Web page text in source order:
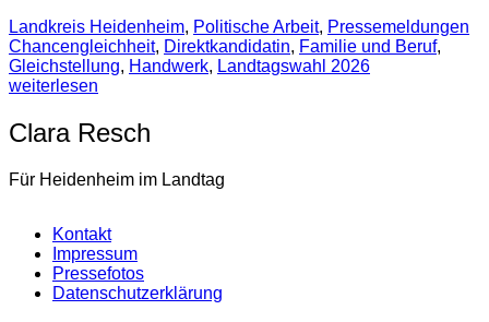
Landkreis Heidenheim, Politische Arbeit, Pressemeldungen
Chancengleichheit, Direktkandidatin, Familie und Beruf,
Gleichstellung, Handwerk, Landtagswahl 2026
weiterlesen
Clara Resch
Für Heidenheim im Landtag
Kontakt
Impressum
Pressefotos
Datenschutzerklärung